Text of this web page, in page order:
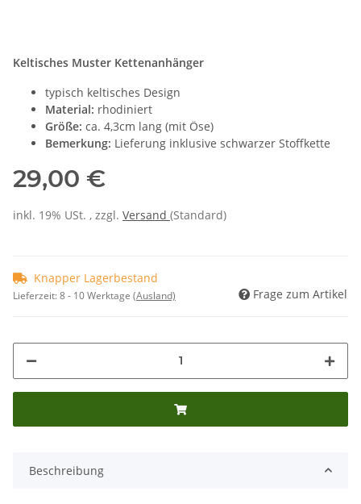
Keltisches Muster Kettenanhänger
typisch keltisches Design
Material: rhodiniert
Größe: ca. 4,3cm lang (mit Öse)
Bemerkung: Lieferung inklusive schwarzer Stoffkette
29,00 €
inkl. 19% USt. , zzgl. Versand (Standard)
Knapper Lagerbestand
Lieferzeit:8 - 10 Werktage (Ausland) Frage zum Artikel
Beschreibung